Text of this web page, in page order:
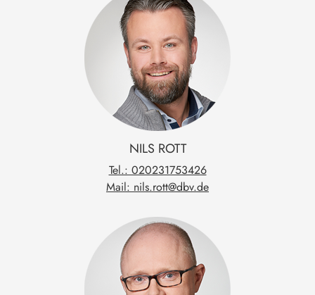
NILS ROTT
Tel.: 020231753426
Mail: nils.rott@dbv.de